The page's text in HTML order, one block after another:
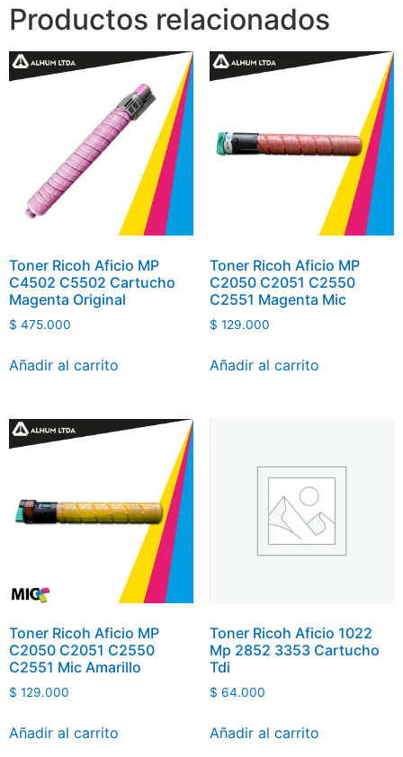
Productos relacionados
Toner Ricoh Aficio MP
C4502 C5502 Cartucho
Magenta Original
$ 475.000
Añadir al carrito
Toner Ricoh Aficio MP
C2050 C2051 C2550
C2551 Magenta Mic
$ 129.000
Añadir al carrito
Toner Ricoh Aficio MP
C2050 C2051 C2550
C2551 Mic Amarillo
$ 129.000
Añadir al carrito
Toner Ricoh Aficio 1022
Mp 2852 3353 Cartucho
Tdi
$ 64.000
Añadir al carrito